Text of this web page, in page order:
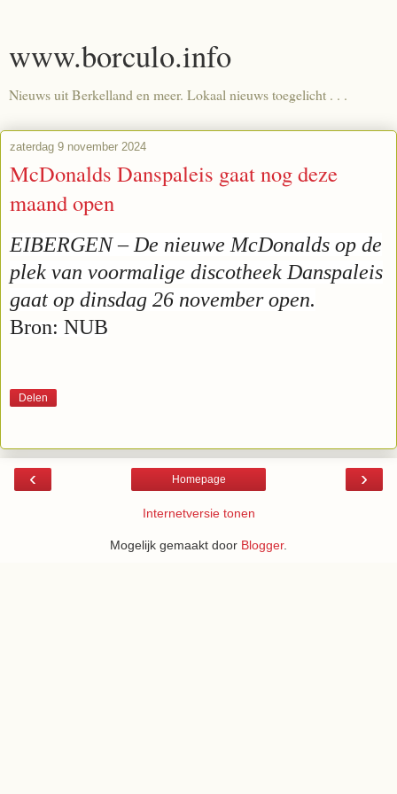
www.borculo.info
Nieuws uit Berkelland en meer. Lokaal nieuws toegelicht . . .
zaterdag 9 november 2024
McDonalds Danspaleis gaat nog deze
maand open
EIBERGEN – De nieuwe McDonalds op de
plek van voormalige discotheek Danspaleis
gaat op dinsdag 26 november open.
Bron: NUB
Delen
‹ ›
Homepage
Internetversie tonen
Mogelijk gemaakt door Blogger.